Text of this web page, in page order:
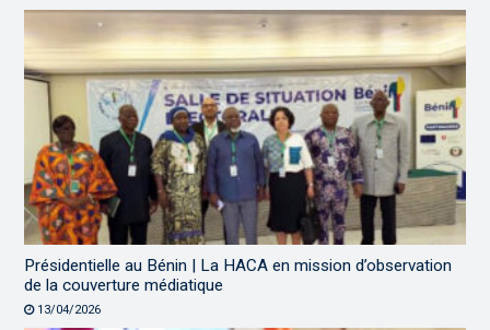
Présidentielle au Bénin | La HACA en mission d’observation
de la couverture médiatique
13/04/2026